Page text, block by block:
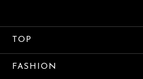
TOP
FASHION